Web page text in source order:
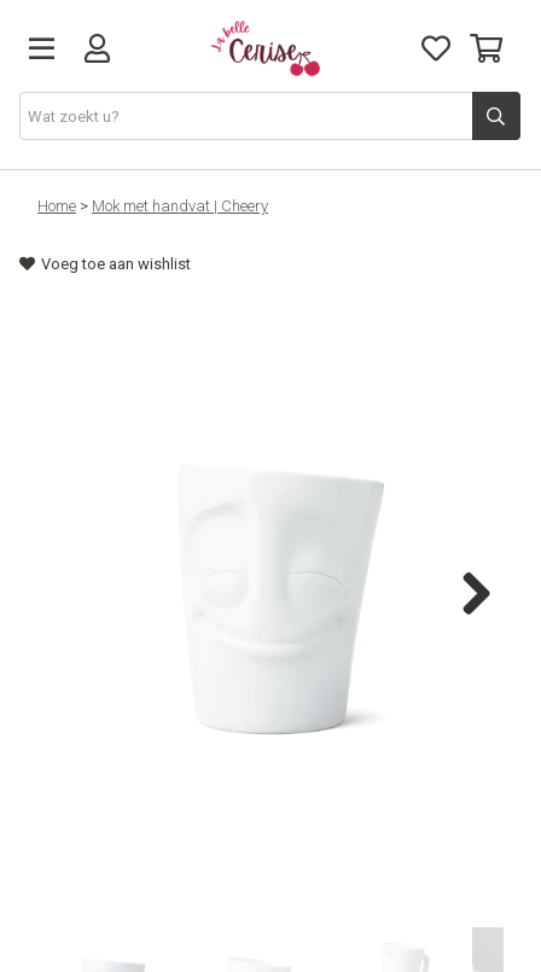
Just arrived
Juwelen & Accessoires
Home > Mok met handvat | Cheery
Voeg toe aan wishlist